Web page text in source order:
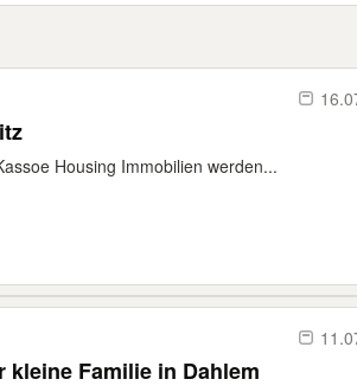
Housing Immobilien werden...
kleine Familie in Dahlem